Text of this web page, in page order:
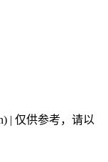
| 仅供参考，请以